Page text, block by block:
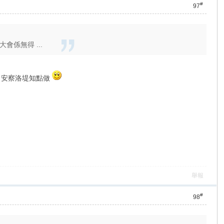
97#
會係無得 ...
安察洛堤知點做
舉報
98#